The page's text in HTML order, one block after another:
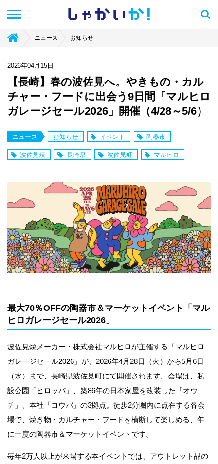
しゃかい か！
ニュース お知らせ
2026年04月15日
【長崎】春の波佐見へ。やきもの・カル
チャー・フードに出会う9日間「マルヒロ
ガレージセール2026」開催（4/28～5/6）
ニュース お知らせ イベント 陶器市
波佐見焼 長崎県 波佐見町 マルヒロ
最大70％OFFの陶器市＆マーケットイベント「マル
ヒロガレージセール2026」
波佐見焼メーカー・株式会社マルヒロが主催する「マルヒロ
ガレージセール2026」が、2026年4月28日（火）から5月6日
（水）まで、長崎県波佐見町にて開催されます。会場は、私
設公園「ヒロッパ」、築86年の日本家屋を改装した「オウ
チ」、本社「コウバ」の3拠点。徒歩2分圏内に点在する各会
場で、焼き物・カルチャー・フードを横断して楽しめる、年
に一度の陶器市＆マーケットイベントです。
毎年2万人以上が来場する本イベントでは、アウトレット品の